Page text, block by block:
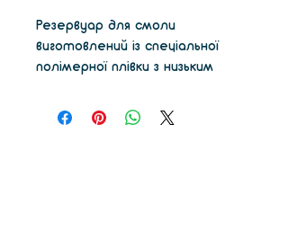
Резервуар для смоли
виготовлений із спеціальної
полімерної плівки з низьким
яка утримує плівку під напругою
для найкращої якості друку.